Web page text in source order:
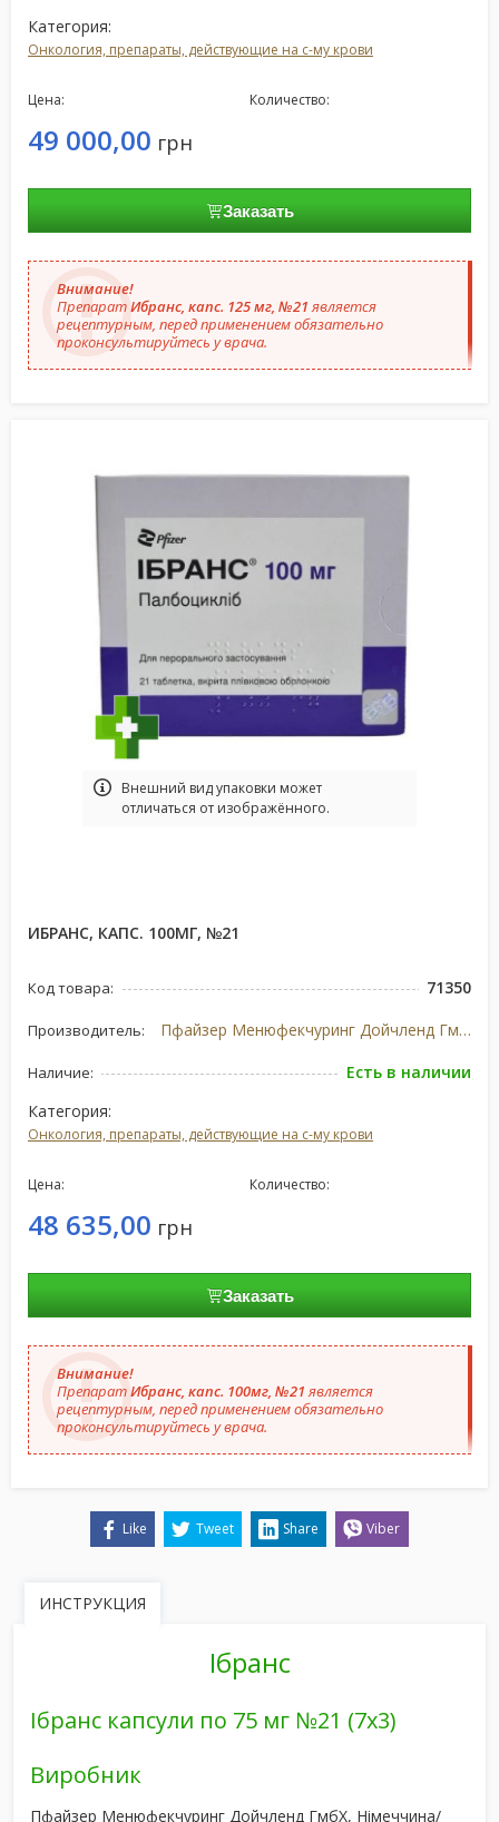
Категория:
Онкология, препараты, действующие на с-му крови
Цена:
49 000,00 грн
Количество:
Заказать
Внимание!
ПрепаратИбранс, капс. 125 мг, №21является
рецептурным, перед применением обязательно
проконсультируйтесь у врача.
Bнешний вид упаковки может
отличаться от изображённого.
ИБРАНС, КАПС. 100МГ, №21
Код товара: 71350
Производитель: Пфайзер Менюфекчуринг Дойчленд ГмбХ, Німеччина
Наличие:
Есть в наличии
Категория:
Онкология, препараты, действующие на с-му крови
Цена:
48 635,00 грн
Количество:
Заказать
Внимание!
ПрепаратИбранс, капс. 100мг, №21является
рецептурным, перед применением обязательно
проконсультируйтесь у врача.
Like Tweet Share Viber
ИНСТРУКЦИЯ
Ібранс
Ібранс капсули по 75 мг №21 (7х3)
Виробник
Пфайзер Менюфекчуринг Дойчленд ГмбХ, Німеччина/